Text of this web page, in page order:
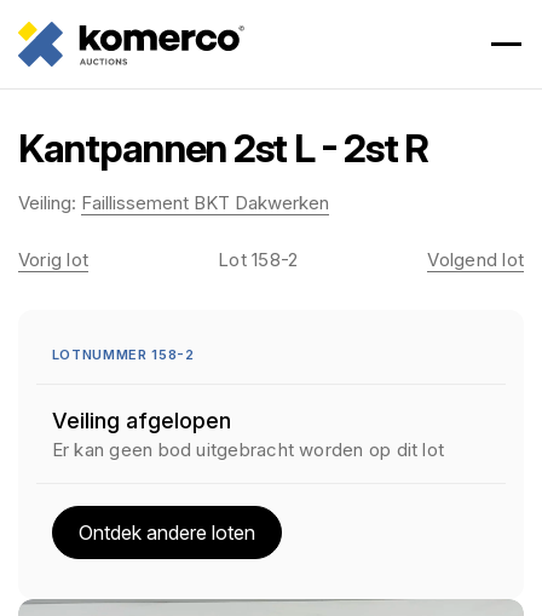
Kantpannen 2st L - 2st R
Veiling: Faillissement BKT Dakwerken
Vorig lot Lot 158-2 Volgend lot
LOTNUMMER 158-2
Veiling afgelopen
Er kan geen bod uitgebracht worden op dit lot
Ontdek andere loten